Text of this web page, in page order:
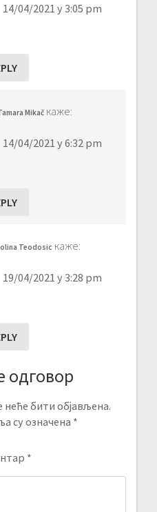
14/04/2021 у 3:05 pm
Mikač каже:
14/04/2021 у 6:32 pm
Teodosic каже:
19/04/2021 у 3:28 pm
одговор
бити објављена.
су означена *
*